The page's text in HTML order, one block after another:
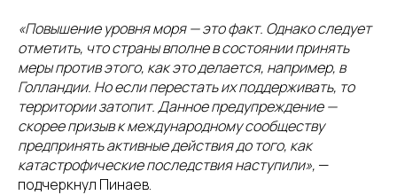
«Повышение уровня моря — это факт. Однако следует
отметить, что страны вполне в состоянии принять
меры против этого, как это делается, например, в
Голландии. Но если перестать их поддерживать, то
территории затопит. Данное предупреждение —
скорее призыв к международному сообществу
предпринять активные действия до того, как
катастрофические последствия наступили», —
подчеркнул Пинаев.